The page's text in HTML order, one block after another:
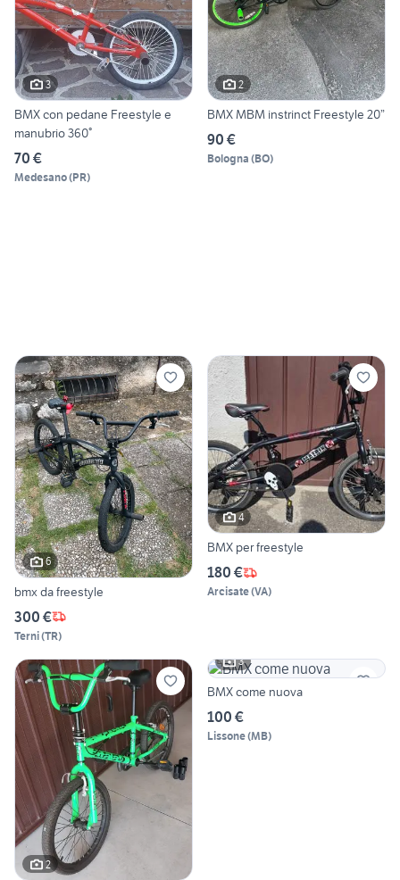
3
BMX con pedane Freestyle e
manubrio 360°
70 €
Medesano(PR)
2
BMX MBM instrinct Freestyle 20”
90 €
Bologna (BO)
6
bmx da freestyle
300 €
Terni(TR)
4
BMX per freestyle
180 €
Arcisate(VA)
2
3
BMX come nuova
100 €
Lissone(MB)